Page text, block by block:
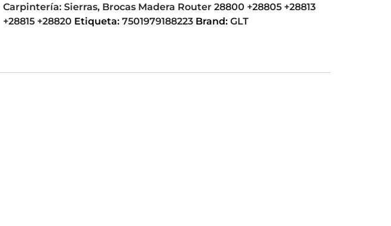
Carpintería: Sierras, Brocas Madera Router 28800 +28805 +28813
+28815 +28820 Etiqueta: 7501979188223 Brand: GLT